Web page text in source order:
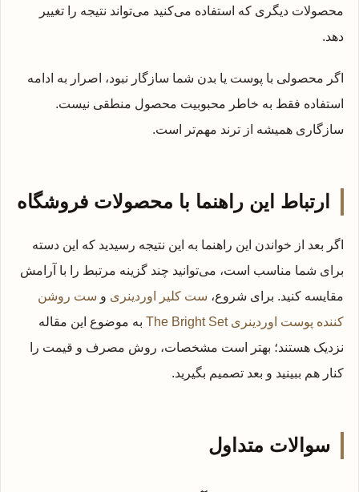
محصولات دیگری که استفاده می‌کنید می‌تواند نتیجه را تغییر
دهد.
اگر محصولی با پوست یا بدن شما سازگار نبود، اصرار به ادامه
استفاده فقط به خاطر محبوبیت محصول منطقی نیست.
سازگاری همیشه از ترند مهم‌تر است.
ارتباط این راهنما با محصولات فروشگاه
اگر بعد از خواندن این راهنما به این نتیجه رسیدید که این دسته
برای شما مناسب است، می‌توانید چند گزینه مرتبط را با آرامش
مقایسه کنید. برای شروع، ست کلیر اوردینری و ست روشن
کننده پوست اوردینری The Bright Set
به موضوع این مقاله
نزدیک هستند؛ بهتر است مشخصات، روش مصرف و قیمت را
کنار هم ببینید و بعد تصمیم بگیرید.
سوالات متداول